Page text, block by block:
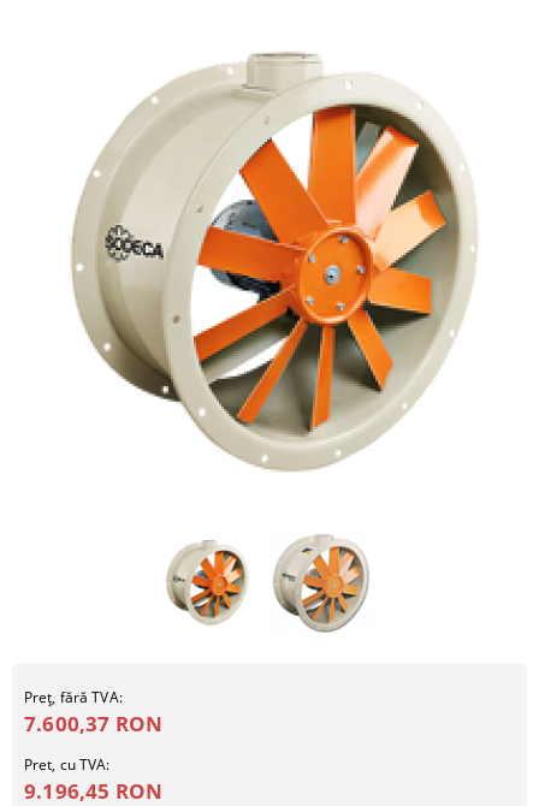
Preţ, fără TVA:
7.600,37 RON
Pret, cu TVA:
9.196,45 RON